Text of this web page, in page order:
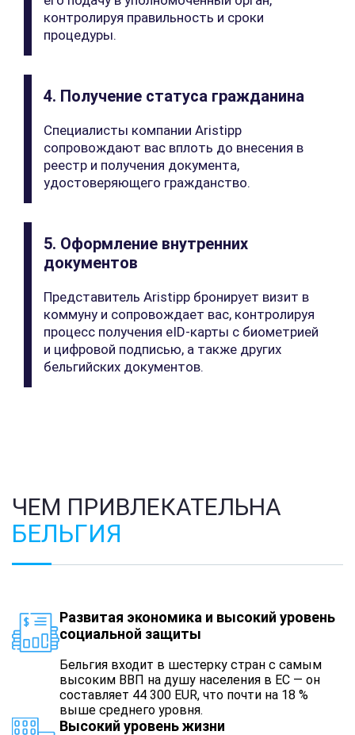
контролируя правильность и сроки
процедуры.
4. Получение статуса гражданина
Специалисты компании Aristipp
сопровождают вас вплоть до внесения в
реестр и получения документа,
удостоверяющего гражданство.
5. Оформление внутренних
документов
Представитель Aristipp бронирует визит в
коммуну и сопровождает вас, контролируя
процесс получения eID-карты с биометрией
и цифровой подписью, а также других
бельгийских документов.
ЧЕМ ПРИВЛЕКАТЕЛЬНА
БЕЛЬГИЯ
Развитая экономика и высокий уровень
социальной защиты
Бельгия входит в шестерку стран с самым
высоким ВВП на душу населения в ЕС — он
составляет 44 300 EUR, что почти на 18 %
выше среднего уровня.
Высокий уровень жизни